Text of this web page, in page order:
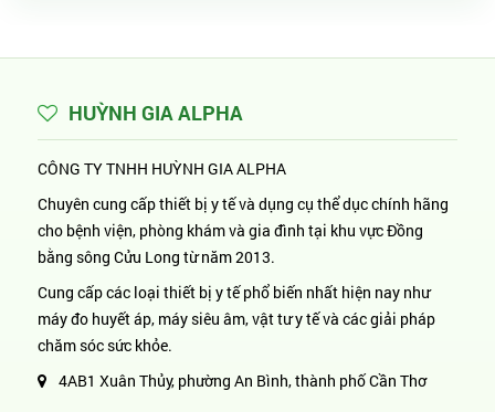
HUỲNH GIA ALPHA
CÔNG TY TNHH HUỲNH GIA ALPHA
Chuyên cung cấp thiết bị y tế và dụng cụ thể dục chính hãng
cho bệnh viện, phòng khám và gia đình tại khu vực Đồng
bằng sông Cửu Long từ năm 2013.
Cung cấp các loại thiết bị y tế phổ biến nhất hiện nay như
máy đo huyết áp, máy siêu âm, vật tư y tế và các giải pháp
chăm sóc sức khỏe.
4AB1 Xuân Thủy, phường An Bình, thành phố Cần Thơ